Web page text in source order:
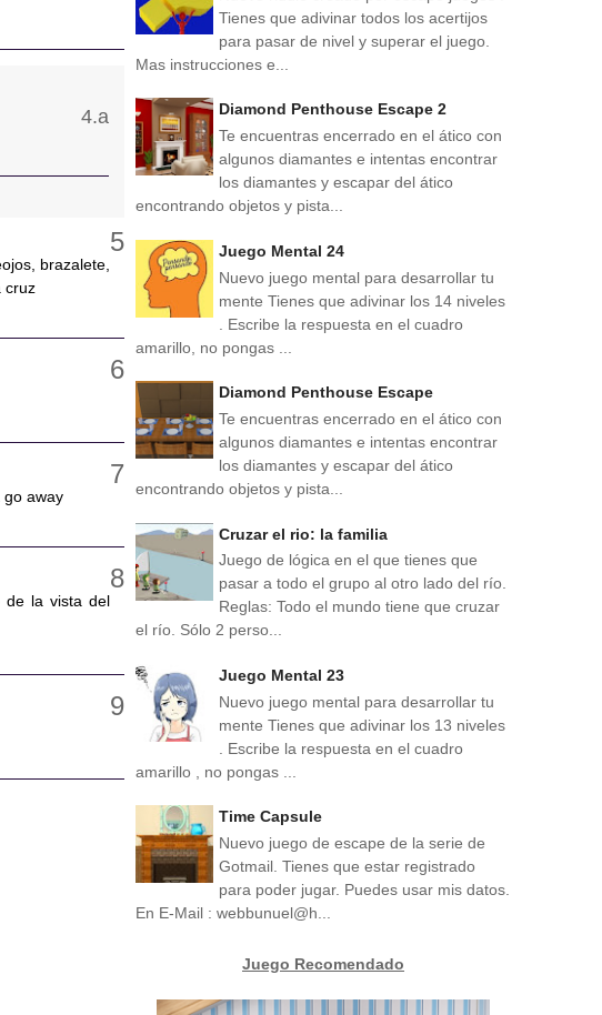
brazalete,
cruz
go away
de la vista del
Tienes que adivinar todos los acertijos
para pasar de nivel y superar el juego.
Mas instrucciones e...
Diamond Penthouse Escape 2
Te encuentras encerrado en el ático con
algunos diamantes e intentas encontrar
los diamantes y escapar del ático
encontrando objetos y pista...
Juego Mental 24
Nuevo juego mental para desarrollar tu
mente Tienes que adivinar los 14 niveles
. Escribe la respuesta en el cuadro
amarillo, no pongas ...
Diamond Penthouse Escape
Te encuentras encerrado en el ático con
algunos diamantes e intentas encontrar
los diamantes y escapar del ático
encontrando objetos y pista...
Cruzar el rio: la familia
Juego de lógica en el que tienes que
pasar a todo el grupo al otro lado del río.
Reglas: Todo el mundo tiene que cruzar
el río. Sólo 2 perso...
Juego Mental 23
Nuevo juego mental para desarrollar tu
mente Tienes que adivinar los 13 niveles
. Escribe la respuesta en el cuadro
amarillo , no pongas ...
Time Capsule
Nuevo juego de escape de la serie de
Gotmail. Tienes que estar registrado
para poder jugar. Puedes usar mis datos.
En E-Mail : webbunuel@h...
Juego Recomendado